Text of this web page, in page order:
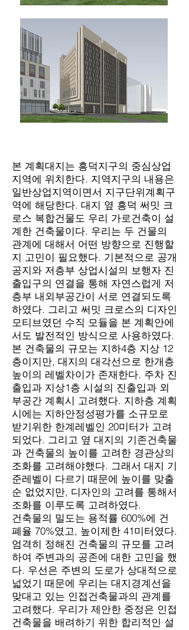
본 계획대지는 흥덕지구의 중심상업
지역에 위치한다. 지역지구의 내용은
일반상업지역이면서 지구단위계획구
역에 해당한다. 대지 옆 흥덕 써밋 크
로스 복합건물도 우리 가로건축이 설
계한 건축물이다. 우리는 두 건물의
관계에 대해서 어떤 방향으로 진행할
지 고민이 필요했다. 기본적으로 공개
공지와 저층부 상업시설의 보행자 진
출입구의 연결을 통해 자연스럽게 저
층부 내외부공간이 서로 연결되도록
하였다. 그리고 써밋 크로스의 디자인
모티브였던 수직 모듈을 본 계획안에
서도 발전적인 방식으로 사용하였다.
본 건축물의 규모는 지하4층 지상 12
층이지만, 대지의 대각선으로 한개층
높이의 레벨차이가 존재한다. 주차 진
출입과 지상1층 시설의 진출입과 외
부공간 계획시 고려했다. 지하층 계획
시에는 지하안정성평가를 소규모로
받기위한 한계레벨인 20미터가 고려
되었다. 그리고 옆 대지의 기존건축물
과 건축물의 높이를 고려한 경관상의
조화를 고려해야했다. 그래서 대지 기
준레벨이 다르기 때문에 높이를 맞출
순 없었지만, 디자인의 고려를 통해서
조화를 이루도록 고려하였다.
건축물의 밀도는 용적률 600%에 건
폐율 70%였고, 높이제한 41미터였다.
엄격히 정해진 건축물의 규모를 고려
하여 주변과의 공존에 대한 고민을 했
다. 우선은 주변의 도로가 상대적으로
넓었기 때문에 우리는 대지경계선을
맞대고 있는 인접건축물과의 관계를
고려했다. 우리가 제안한 중정은 인접
건축물을 배려하기 위한 합리적인 설